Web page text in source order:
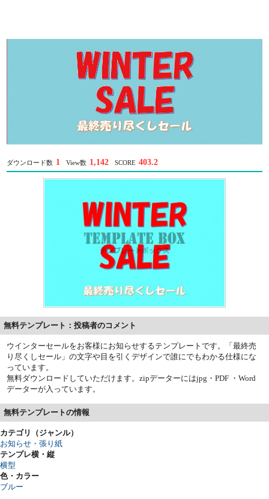
ダウンロード数 1 View数 1,142 SCORE 403.2
無料テンプレート：投稿者のコメント
ウインターセールをお客様にお知らせするテンプレートです。「最終売
り尽くしセール」の文字や目を引くデザインで誰にでもわかる仕様にな
っています。
無料ダウンロードしていただけます。zipデーターにはjpg・PDF ・Word
データーが入っています。
無料テンプレートの情報
カテゴリ（ジャンル）
お知らせ・張り紙
テンプレ横・縦
横型
色・カラー
ブルー